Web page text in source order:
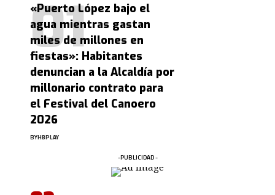
«Puerto López bajo el
agua mientras gastan
miles de millones en
fiestas»: Habitantes
denuncian a la Alcaldía por
millonario contrato para
el Festival del Canoero
2026
BYHBPLAY
-PUBLICIDAD -